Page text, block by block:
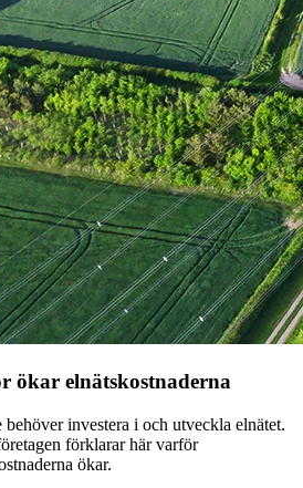
ökar elnätskostnaderna
behöver investera i och utveckla elnätet.
förklarar här varför
ökar.